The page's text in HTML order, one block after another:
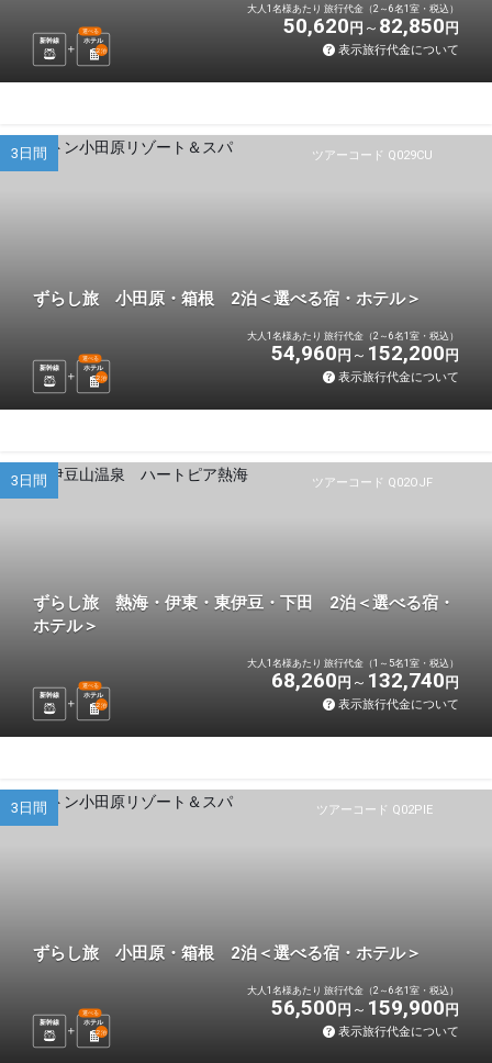
新幹線 ホテル
選べる
2泊
大人1名様あたり 旅行代金（2～6名1室・税込）
50,620 円 82,850 円
表示旅行代金について
ツアーコード Q029CU
3日間
ずらし旅 小田原・箱根 2泊＜選べる宿・ホテル＞
新幹線 ホテル
選べる
2泊
大人1名様あたり 旅行代金（2～6名1室・税込）
54,960 円 152,200 円
表示旅行代金について
ツアーコード Q02OJF
3日間
ずらし旅 熱海・伊東・東伊豆・下田 2泊＜選べる宿・
ホテル＞
新幹線 ホテル
選べる
2泊
大人1名様あたり 旅行代金（1～5名1室・税込）
68,260 円 132,740 円
表示旅行代金について
ツアーコード Q02PIE
3日間
ずらし旅 小田原・箱根 2泊＜選べる宿・ホテル＞
新幹線 ホテル
選べる
2泊
大人1名様あたり 旅行代金（2～6名1室・税込）
56,500 円 159,900 円
表示旅行代金について